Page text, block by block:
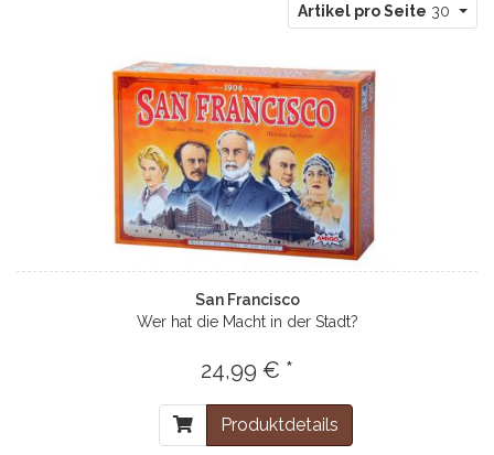
Artikel pro Seite 30
San Francisco
Wer hat die Macht in der Stadt?
24,99 € *
Produktdetails